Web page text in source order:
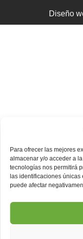
Para ofrecer las mejores
almacenar y/o acceder a
tecnologías nos permitirá
las identificaciones
puede afectar
Diseño